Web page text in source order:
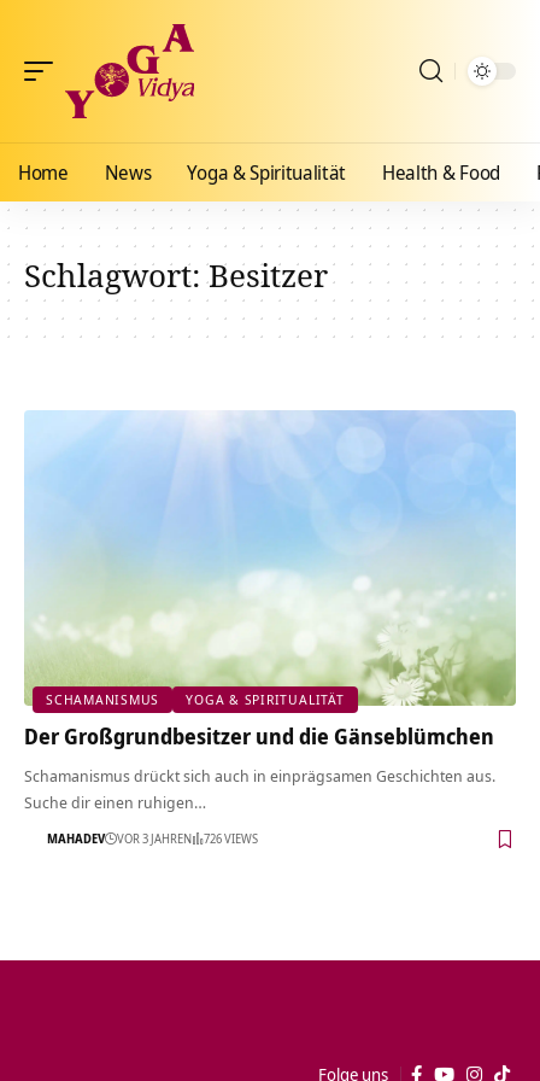
Home News Yoga & Spiritualität Health & Food
Schlagwort:Besitzer
SCHAMANISMUS YOGA & SPIRITUALITÄT
Der Großgrundbesitzer und die Gänseblümchen
Schamanismus drückt sich auch in einprägsamen Geschichten aus.
Suche dir einen ruhigen…
MAHADEV VOR 3 JAHREN 726 VIEWS
Folge uns